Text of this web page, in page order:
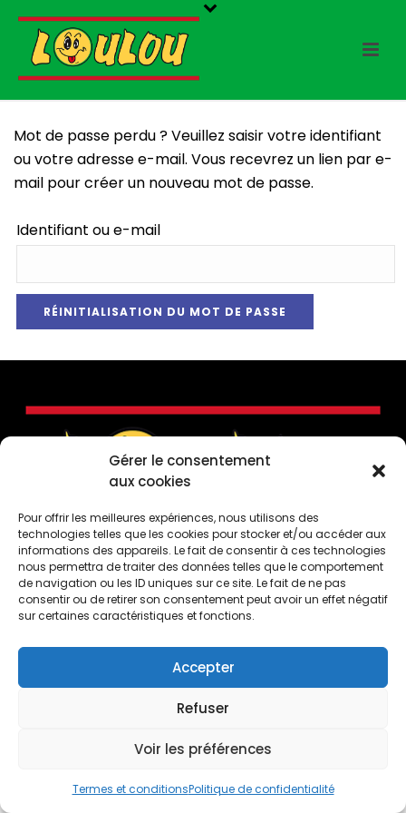
Gérer le consentement
aux cookies
Pour offrir les meilleures expériences, nous utilisons des
technologies telles que les cookies pour stocker et/ou accéder aux
informations des appareils. Le fait de consentir à ces technologies
nous permettra de traiter des données telles que le comportement
de navigation ou les ID uniques sur ce site. Le fait de ne pas
consentir ou de retirer son consentement peut avoir un effet négatif
sur certaines caractéristiques et fonctions.
Accepter
Refuser
Voir les préférences
Termes et conditionsPolitique de confidentialité
Mot de passe perdu ? Veuillez saisir votre identifiant
ou votre adresse e-mail. Vous recevrez un lien par e-
mail pour créer un nouveau mot de passe.
Identifiant ou e-mail
RÉINITIALISATION DU MOT DE PASSE
CONTACTEZ-NOUS
4E2
1 (418) 694-7393
info@boutiqueloulou.com
© 2018 LOULOU Smokeshop. Tous droits réservés.